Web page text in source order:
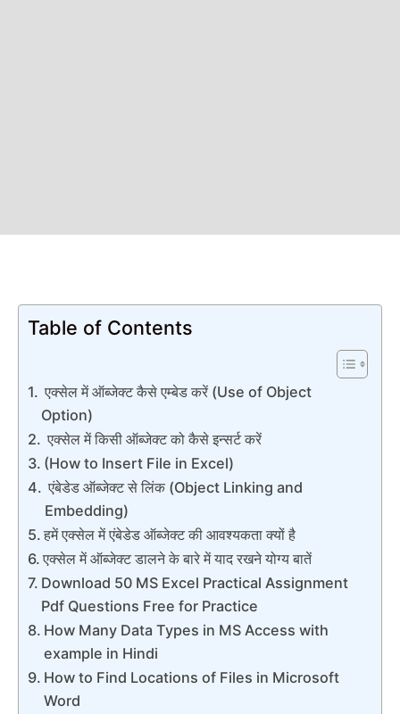
Table of Contents
एक्सेल में ऑब्जेक्ट कैसे एम्बेड करें (Use of Object
Option)
एक्सेल में किसी ऑब्जेक्ट को कैसे इन्सर्ट करें
(How to Insert File in Excel)
एंबेडेड ऑब्जेक्ट से लिंक (Object Linking and
Embedding)
हमें एक्सेल में एंबेडेड ऑब्जेक्ट की आवश्यकता क्यों है
एक्सेल में ऑब्जेक्ट डालने के बारे में याद रखने योग्य बातें
Download 50 MS Excel Practical Assignment
Pdf Questions Free for Practice
How Many Data Types in MS Access with
example in Hindi
How to Find Locations of Files in Microsoft
Word